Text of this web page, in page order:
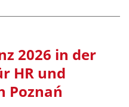
2026 in der
HR und
Poznań